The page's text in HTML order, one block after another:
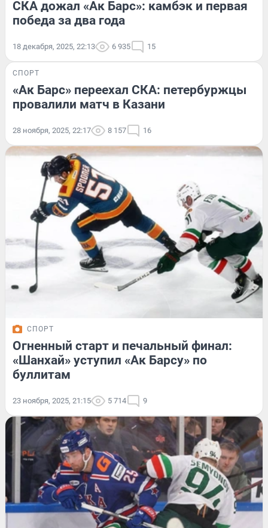
СКА дожал «Ак Барс»: камбэк и первая
победа за два года
18 декабря, 2025, 22:13 6 935 15
СПОРТ
«Ак Барс» переехал СКА: петербуржцы
провалили матч в Казани
28 ноября, 2025, 22:17 8 157 16
СПОРТ
Огненный старт и печальный финал:
«Шанхай» уступил «Ак Барсу» по
буллитам
23 ноября, 2025, 21:15 5 714 9